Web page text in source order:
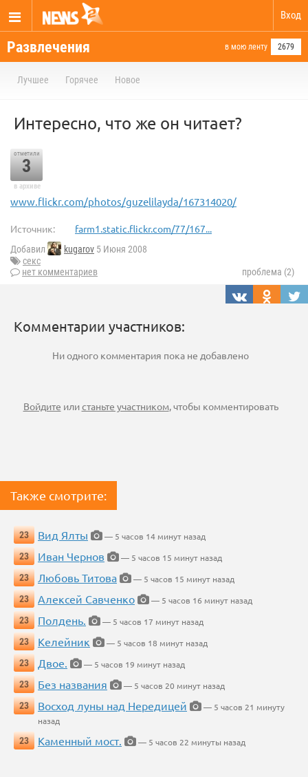
Вход
Развлечения в мою ленту 2679
Лучшее Горячее Новое
Интересно, что же он читает?
отметили
3
в архиве
www.flickr.com/photos/guzelilayda/167314020/
Источник: farm1.static.flickr.com/77/167...
Добавил kugarov 5 Июня 2008
секс
нет комментариев
проблема (2)
Комментарии участников:
Ни одного комментария пока не добавлено
Войдите илистаньте участником, чтобы комментировать
Также смотрите:
23 Вид Ялты
— 5 часов 14 минут назад
23
Иван Чернов
— 5 часов 15 минут назад
23
Любовь Титова
— 5 часов 15 минут назад
23
Алексей Савченко
— 5 часов 16 минут назад
23
Полдень.
— 5 часов 17 минут назад
23
Келейник
— 5 часов 18 минут назад
23
Двое.
— 5 часов 19 минут назад
23
Без названия
— 5 часов 20 минут назад
23
Восход луны над Нередицей
— 5 часов 21 минуту
назад
23
Каменный мост. — 5 часов 22 минуты назад